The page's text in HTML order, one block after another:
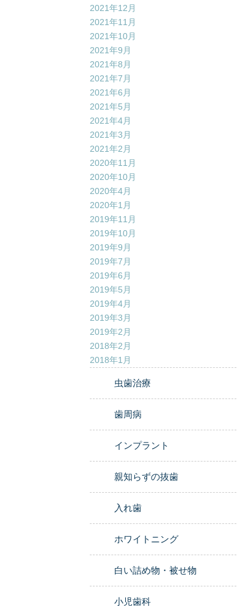
2021年12月
2021年11月
2021年10月
2021年9月
2021年8月
2021年7月
2021年6月
2021年5月
2021年4月
2021年3月
2021年2月
2020年11月
2020年10月
2020年4月
2020年1月
2019年11月
2019年10月
2019年9月
2019年7月
2019年6月
2019年5月
2019年4月
2019年3月
2019年2月
2018年2月
2018年1月
虫歯治療
歯周病
インプラント
親知らずの抜歯
入れ歯
ホワイトニング
白い詰め物・被せ物
小児歯科